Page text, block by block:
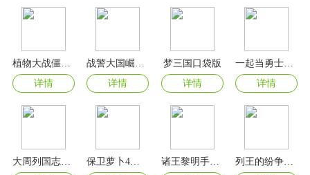
植物大战僵尸2官方版
详情
详情
梦三国口袋版
详情
详情
大周列国志手游
诸王黎明手游官方正版